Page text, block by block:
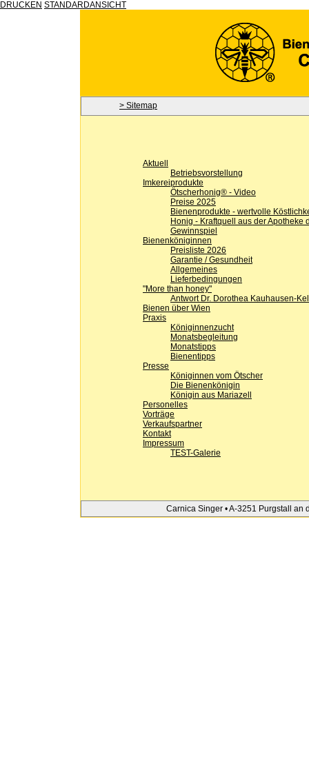
DRUCKEN STANDARDANSICHT
> Sitemap
Aktuell
Betriebsvorstellung
Imkereiprodukte
Ötscherhonig® - Video
Preise 2025
Bienenprodukte - wertvolle
Honig - Kraftquell aus der Apotheke
Gewinnspiel
Bienenköniginnen
Preisliste 2026
Garantie / Gesundheit
Allgemeines
Lieferbedingungen
"More than honey"
Antwort Dr. Dorothea Kauhausen-
Bienen über Wien
Praxis
Königinnenzucht
Monatsbegleitung
Monatstipps
Bienentipps
Presse
Königinnen vom Ötscher
Die Bienenkönigin
Königin aus Mariazell
Personelles
Vorträge
Verkaufspartner
Kontakt
Impressum
TEST-Galerie
Carnica Singer • A-3251 Purgstall an